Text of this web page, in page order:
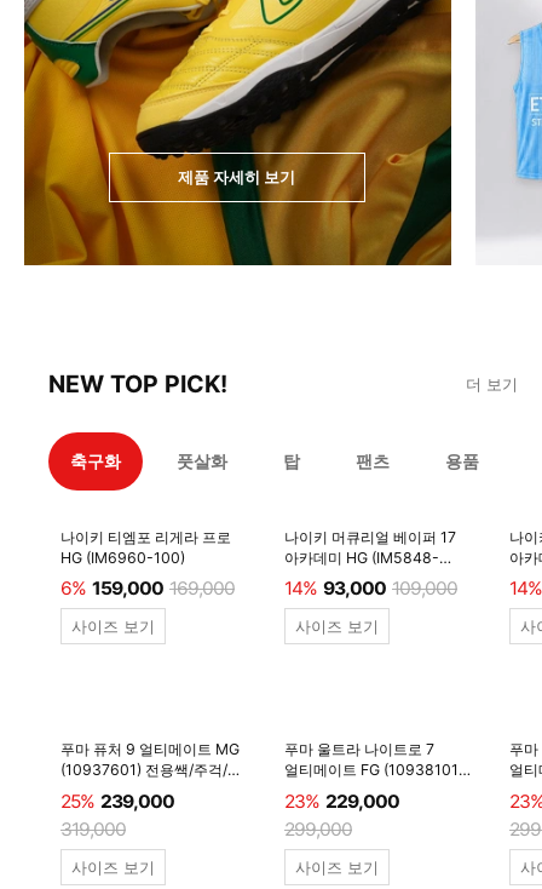
제품 자세히 보기
NEW TOP PICK! 더 보기
축구화 풋살화 탑 팬츠 용품
나이키 티엠포 리게라 프로
HG (IM6960-100)
6% 159,000 169,000
사이즈 보기
나이키 머큐리얼 베이퍼 17
아카데미 HG (IM5848-
600)
14% 93,000 109,000
사이즈 보기
나
아
14%
사
푸마 퓨처 9 얼티메이트 MG
(10937601) 전용쌕/주걱/
양말 #
25% 239,000
319,000
사이즈 보기
푸마 울트라 나이트로 7
얼티메이트 FG (10938101)
전용쌕/주걱/양말 #
23% 229,000
299,000
사이즈 보기
푸
얼
전
사